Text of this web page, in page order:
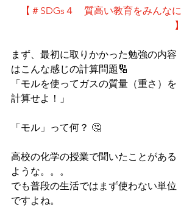
【＃SDGs４　質高い教育をみんなに
】
まず、最初に取りかかった勉強の内容
はこんな感じの計算問題🔢
「モルを使ってガスの質量（重さ）を
計算せよ！」
「モル」って何？ 🤔
高校の化学の授業で聞いたことがある
ような。。。
でも普段の生活ではまず使わない単位
ですよね。